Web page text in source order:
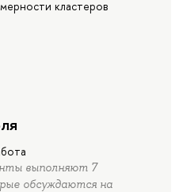
кластеров
выполняют 7
обсуждаются на